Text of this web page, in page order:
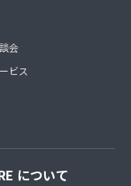
会
ビス
について